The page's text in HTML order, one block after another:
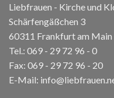
Liebfrauen - Kirche und
Schärfengäßchen 3
60311 Frankfurt am Main
Tel.: 069 - 29 72 96 - 0
Fax: 069 - 29 72 96 - 20
E-Mail: